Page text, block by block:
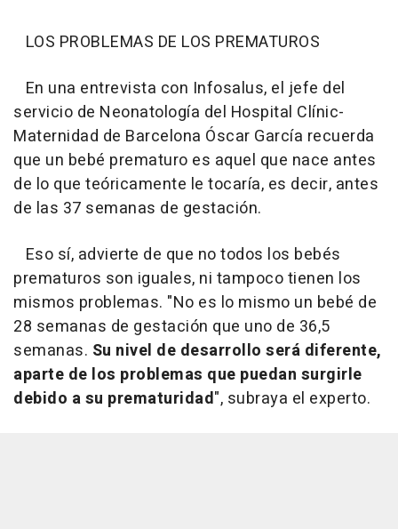
LOS PROBLEMAS DE LOS PREMATUROS
En una entrevista con Infosalus, el jefe del
servicio de Neonatología del Hospital Clínic-
Maternidad de Barcelona Óscar García recuerda
que un bebé prematuro es aquel que nace antes
de lo que teóricamente le tocaría, es decir, antes
de las 37 semanas de gestación.
Eso sí, advierte de que no todos los bebés
prematuros son iguales, ni tampoco tienen los
mismos problemas. "No es lo mismo un bebé de
28 semanas de gestación que uno de 36,5
semanas. Su nivel de desarrollo será diferente,
aparte de los problemas que puedan surgirle
debido a su prematuridad", subraya el experto.